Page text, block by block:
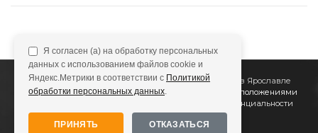
2011Все Колёса Интернет-магазин шин и дисков в Ярославле
Сайт не является публичной офертой, определяемой положениями
Политике конфиденциальности
Я согласен (а) на обработку персональных
данных с использованием файлов cookie и
Яндекс.Метрики в соответствии с Политикой
обработки персональных данных.
ПРИНЯТЬ ОТКАЗАТЬСЯ